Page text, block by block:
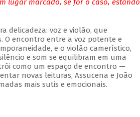
lugar marcado, se for o caso, estando
delicadeza: voz e violão, que
O encontro entre a voz potente e
e o violão camerístico,
e som se equilibram em uma
como um espaço de encontro —
novas leituras, Assucena e João
mais sutis e emocionais.